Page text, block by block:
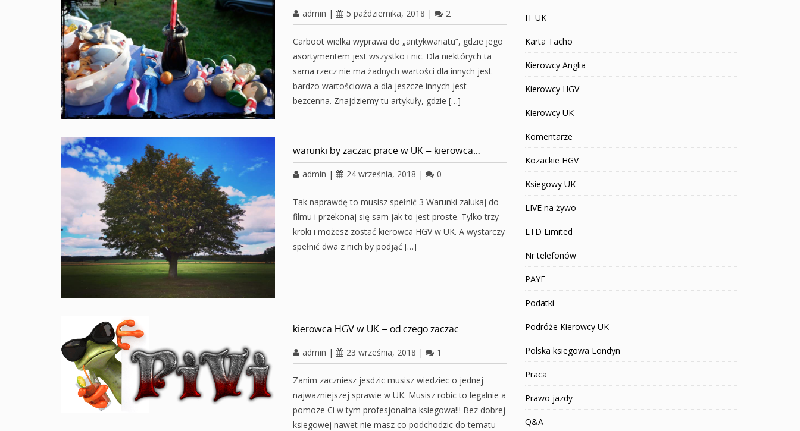
admin | 5 października, 2018 | 2
Carboot wielka wyprawa do „antykwariatu”, gdzie jego
asortymentem jest wszystko i nic. Dla niektórych ta
sama rzecz nie ma żadnych wartości dla innych jest
bardzo wartościowa a dla jeszcze innych jest
bezcenna. Znajdziemy tu artykuły, gdzie […]
warunki by zaczac prace w UK – kierowca…
admin | 24 września, 2018 | 0
Tak naprawdę to musisz spełnić 3 Warunki zalukaj do
filmu i przekonaj się sam jak to jest proste. Tylko trzy
kroki i możesz zostać kierowca HGV w UK. A wystarczy
spełnić dwa z nich by podjąć […]
kierowca HGV w UK – od czego zaczac…
admin | 23 września, 2018 | 1
Zanim zaczniesz jesdzic musisz wiedziec o jednej
najwazniejszej sprawie w UK. Musisz robic to legalnie a
pomoze Ci w tym profesjonalna ksiegowa!!! Bez dobrej
ksiegowej nawet nie masz co podchodzic do tematu –
IT UK
Karta Tacho
Kierowcy Anglia
Kierowcy HGV
Kierowcy UK
Komentarze
Kozackie HGV
Ksiegowy UK
LIVE na żywo
LTD Limited
Nr telefonów
PAYE
Podatki
Podróże Kierowcy UK
Polska ksiegowa Londyn
Praca
Prawo jazdy
Q&A